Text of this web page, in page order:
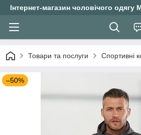
Інтернет-магазин чоловічого
Товари та послуги Спортивні
–50%